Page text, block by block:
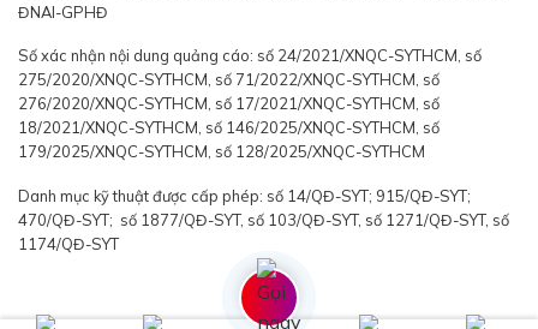
ĐNAI-GPHĐ
Số xác nhận nội dung quảng cáo: số 24/2021/XNQC-SYTHCM, số
275/2020/XNQC-SYTHCM, số 71/2022/XNQC-SYTHCM, số
276/2020/XNQC-SYTHCM, số 17/2021/XNQC-SYTHCM, số
18/2021/XNQC-SYTHCM, số 146/2025/XNQC-SYTHCM, số
179/2025/XNQC-SYTHCM, số 128/2025/XNQC-SYTHCM
Danh mục kỹ thuật được cấp phép: số 14/QĐ-SYT; 915/QĐ-SYT;
470/QĐ-SYT; số 1877/QĐ-SYT, số 103/QĐ-SYT, số 1271/QĐ-SYT, số
1174/QĐ-SYT